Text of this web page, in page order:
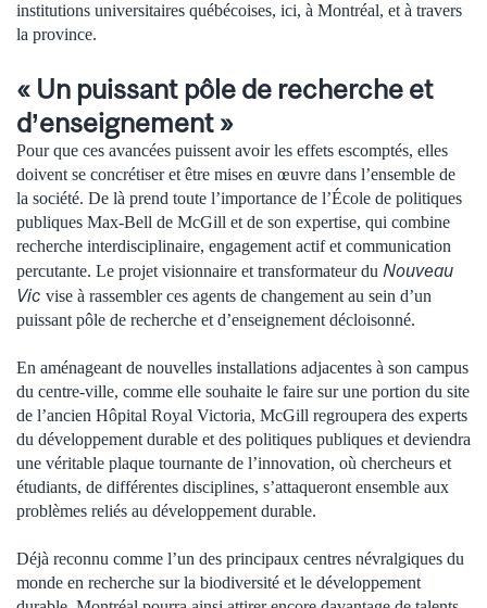
institutions universitaires québécoises, ici, à Montréal, et à travers
la province.
« Un puissant pôle de recherche et
d’enseignement »
Pour que ces avancées puissent avoir les effets escomptés, elles
doivent se concrétiser et être mises en œuvre dans l’ensemble de
la société. De là prend toute l’importance de l’École de politiques
publiques Max-Bell de McGill et de son expertise, qui combine
recherche interdisciplinaire, engagement actif et communication
percutante. Le projet visionnaire et transformateur du Nouveau
Vic vise à rassembler ces agents de changement au sein d’un
puissant pôle de recherche et d’enseignement décloisonné.
En aménageant de nouvelles installations adjacentes à son campus
du centre-ville, comme elle souhaite le faire sur une portion du site
de l’ancien Hôpital Royal Victoria, McGill regroupera des experts
du développement durable et des politiques publiques et deviendra
une véritable plaque tournante de l’innovation, où chercheurs et
étudiants, de différentes disciplines, s’attaqueront ensemble aux
problèmes reliés au développement durable.
Déjà reconnu comme l’un des principaux centres névralgiques du
monde en recherche sur la biodiversité et le développement